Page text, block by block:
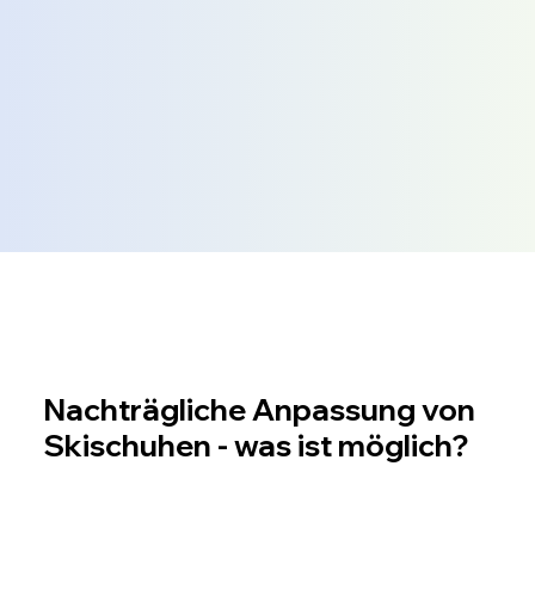
Nachträgliche Anpassung von
Skischuhen - was ist möglich?